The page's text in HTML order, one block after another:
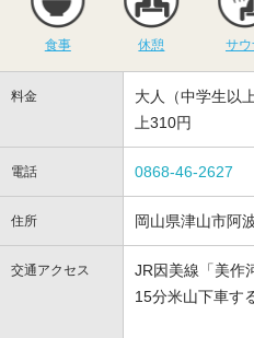
食事 休憩 サウ
料金
大人（中学生以
上310円
電話 0868-46-2627
住所 岡山県津山市阿
交通アクセス
JR因美線「美作
15分米山下車す